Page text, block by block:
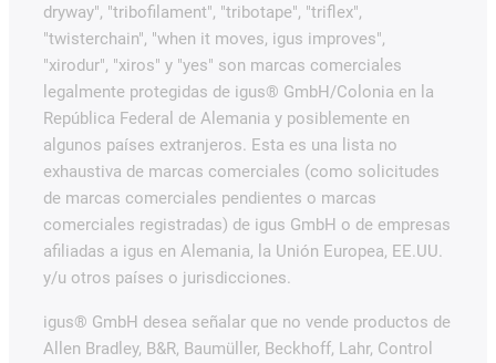
dryway", "tribofilament", "tribotape", "triflex",
"twisterchain", "when it moves, igus improves",
"xirodur", "xiros" y "yes" son marcas comerciales
legalmente protegidas de igus® GmbH/Colonia en la
República Federal de Alemania y posiblemente en
algunos países extranjeros. Esta es una lista no
exhaustiva de marcas comerciales (como solicitudes
de marcas comerciales pendientes o marcas
comerciales registradas) de igus GmbH o de empresas
afiliadas a igus en Alemania, la Unión Europea, EE.UU.
y/u otros países o jurisdicciones.
igus® GmbH desea señalar que no vende productos de
Allen Bradley, B&R, Baumüller, Beckhoff, Lahr, Control